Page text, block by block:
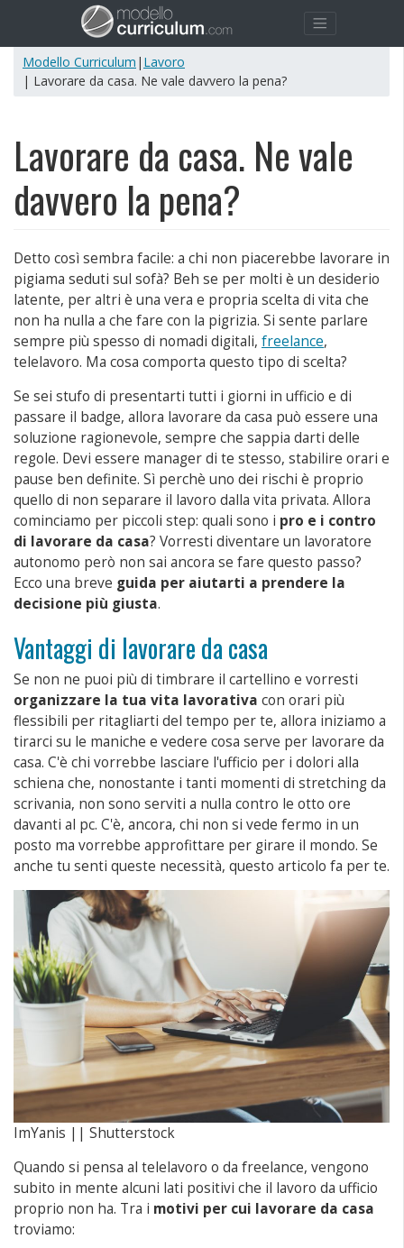
Modello Curriculum | Lavoro
| Lavorare da casa. Ne vale davvero la pena?
Lavorare da casa. Ne vale
davvero la pena?
Detto così sembra facile: a chi non piacerebbe lavorare in
pigiama seduti sul sofà? Beh se per molti è un desiderio
latente, per altri è una vera e propria scelta di vita che
non ha nulla a che fare con la pigrizia. Si sente parlare
sempre più spesso di nomadi digitali, freelance,
telelavoro. Ma cosa comporta questo tipo di scelta?
Se sei stufo di presentarti tutti i giorni in ufficio e di
passare il badge, allora lavorare da casa può essere una
soluzione ragionevole, sempre che sappia darti delle
regole. Devi essere manager di te stesso, stabilire orari e
pause ben definite. Sì perchè uno dei rischi è proprio
quello di non separare il lavoro dalla vita privata. Allora
cominciamo per piccoli step: quali sono i pro e i contro
di lavorare da casa? Vorresti diventare un lavoratore
autonomo però non sai ancora se fare questo passo?
Ecco una breve guida per aiutarti a prendere la
decisione più giusta.
Vantaggi di lavorare da casa
Se non ne puoi più di timbrare il cartellino e vorresti
organizzare la tua vita lavorativa con orari più
flessibili per ritagliarti del tempo per te, allora iniziamo a
tirarci su le maniche e vedere cosa serve per lavorare da
casa. C'è chi vorrebbe lasciare l'ufficio per i dolori alla
schiena che, nonostante i tanti momenti di stretching da
scrivania, non sono serviti a nulla contro le otto ore
davanti al pc. C'è, ancora, chi non si vede fermo in un
posto ma vorrebbe approfittare per girare il mondo. Se
anche tu senti queste necessità, questo articolo fa per te.
ImYanis || Shutterstock
Quando si pensa al telelavoro o da freelance, vengono
subito in mente alcuni lati positivi che il lavoro da ufficio
proprio non ha. Tra i motivi per cui lavorare da casa
troviamo: